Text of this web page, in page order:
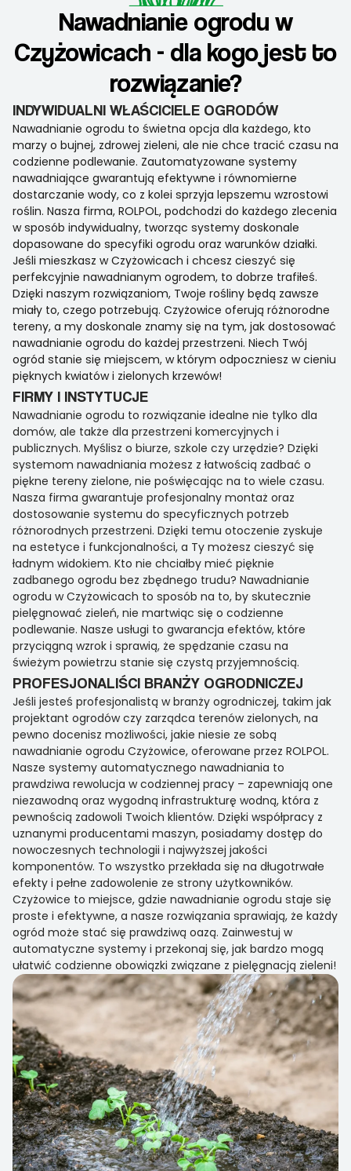
Nawadnianie ogrodu w
Czyżowicach - dla kogo jest to
rozwiązanie?
INDYWIDUALNI WŁAŚCICIELE OGRODÓW
Nawadnianie ogrodu to świetna opcja dla każdego, kto
marzy o bujnej, zdrowej zieleni, ale nie chce tracić czasu na
codzienne podlewanie. Zautomatyzowane systemy
nawadniające gwarantują efektywne i równomierne
dostarczanie wody, co z kolei sprzyja lepszemu wzrostowi
roślin. Nasza firma, ROLPOL, podchodzi do każdego zlecenia
w sposób indywidualny, tworząc systemy doskonale
dopasowane do specyfiki ogrodu oraz warunków działki.
Jeśli mieszkasz w Czyżowicach i chcesz cieszyć się
perfekcyjnie nawadnianym ogrodem, to dobrze trafiłeś.
Dzięki naszym rozwiązaniom, Twoje rośliny będą zawsze
miały to, czego potrzebują. Czyżowice oferują różnorodne
tereny, a my doskonale znamy się na tym, jak dostosować
nawadnianie ogrodu do każdej przestrzeni. Niech Twój
ogród stanie się miejscem, w którym odpoczniesz w cieniu
pięknych kwiatów i zielonych krzewów!
FIRMY I INSTYTUCJE
Nawadnianie ogrodu to rozwiązanie idealne nie tylko dla
domów, ale także dla przestrzeni komercyjnych i
publicznych. Myślisz o biurze, szkole czy urzędzie? Dzięki
systemom nawadniania możesz z łatwością zadbać o
piękne tereny zielone, nie poświęcając na to wiele czasu.
Nasza firma gwarantuje profesjonalny montaż oraz
dostosowanie systemu do specyficznych potrzeb
różnorodnych przestrzeni. Dzięki temu otoczenie zyskuje
na estetyce i funkcjonalności, a Ty możesz cieszyć się
ładnym widokiem. Kto nie chciałby mieć pięknie
zadbanego ogrodu bez zbędnego trudu? Nawadnianie
ogrodu w Czyżowicach to sposób na to, by skutecznie
pielęgnować zieleń, nie martwiąc się o codzienne
podlewanie. Nasze usługi to gwarancja efektów, które
przyciągną wzrok i sprawią, że spędzanie czasu na
świeżym powietrzu stanie się czystą przyjemnością.
PROFESJONALIŚCI BRANŻY OGRODNICZEJ
Jeśli jesteś profesjonalistą w branży ogrodniczej, takim jak
projektant ogrodów czy zarządca terenów zielonych, na
pewno docenisz możliwości, jakie niesie ze sobą
nawadnianie ogrodu Czyżowice, oferowane przez ROLPOL.
Nasze systemy automatycznego nawadniania to
prawdziwa rewolucja w codziennej pracy – zapewniają one
niezawodną oraz wygodną infrastrukturę wodną, która z
pewnością zadowoli Twoich klientów. Dzięki współpracy z
uznanymi producentami maszyn, posiadamy dostęp do
nowoczesnych technologii i najwyższej jakości
komponentów. To wszystko przekłada się na długotrwałe
efekty i pełne zadowolenie ze strony użytkowników.
Czyżowice to miejsce, gdzie nawadnianie ogrodu staje się
proste i efektywne, a nasze rozwiązania sprawiają, że każdy
ogród może stać się prawdziwą oazą. Zainwestuj w
automatyczne systemy i przekonaj się, jak bardzo mogą
ułatwić codzienne obowiązki związane z pielęgnacją zieleni!